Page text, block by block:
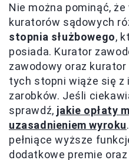
Nie można pominąć,
kuratorów sądowych
stopnia służbowego,
posiada. Kurator
zawodowy oraz
tych stopni wiąże się z
zarobków. Jeśli
sprawdź, jakie opłaty
uzasadnieniem wyroku
pełniące wyższe
dodatkowe premie